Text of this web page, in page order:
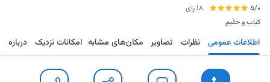
5/0
18 رای
کباب و حلیم
مسیریابی ذخیره ارسال تماس اطلاعات عمومی نظرات تصاویر مکان‌های مشابه امکانات نزدیک درباره